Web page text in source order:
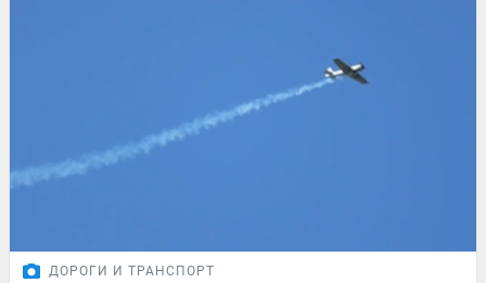
ДОРОГИ И ТРАНСПОРТ